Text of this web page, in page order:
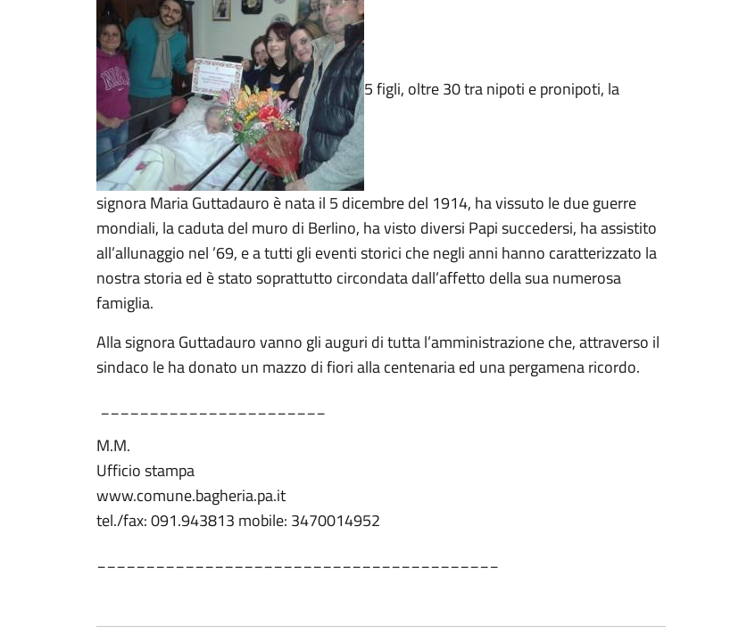
5 figli, oltre 30 tra nipoti e pronipoti, la
signora Maria Guttadauro è nata il 5 dicembre del 1914, ha vissuto le due guerre
mondiali, la caduta del muro di Berlino, ha visto diversi Papi succedersi, ha assistito
all’allunaggio nel ’69, e a tutti gli eventi storici che negli anni hanno caratterizzato la
nostra storia ed è stato soprattutto circondata dall’affetto della sua numerosa
famiglia.
Alla signora Guttadauro vanno gli auguri di tutta l’amministrazione che, attraverso il
sindaco le ha donato un mazzo di fiori alla centenaria ed una pergamena ricordo.
M.M.
Ufficio stampa
www.comune.bagheria.pa.it
tel./fax: 091.943813 mobile: 3470014952